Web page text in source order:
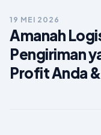
19 MEI 2026
Amanah
Pengiriman
Profit Anda